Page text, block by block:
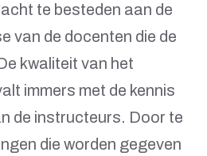
te besteden aan de
van de docenten die de
kwaliteit van het
immers met de kennis
de instructeurs. Door te
die worden gegeven